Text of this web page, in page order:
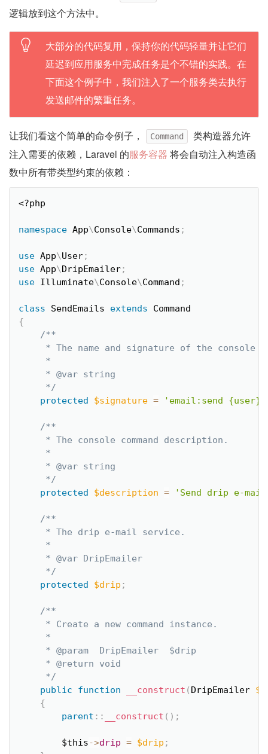
逻辑放到这个方法中。
大部分的代码复用，保持你的代码轻量并让它们
延迟到应用服务中完成任务是个不错的实践。在
下面这个例子中，我们注入了一个服务类去执行
发送邮件的繁重任务。
让我们看这个简单的命令例子， Command
类构造器允许
注入需要的依赖，Laravel 的服务容器 将会自动注入构造函
数中所有带类型约束的依赖：
<?php
namespace App\Console\Commands ;
use App\User;
use App\DripEmailer;
use Illuminate\Console\Command ;
class SendEmails extends
Command
{
/**
* The name and signature of the console
     *
     * @var string
     */
protected
$signature = 'email:send {user}'
/**
     * The console command description.
     *
     * @var string
     */
protected
$description = 'Send drip e-
/**
     * The drip e-mail service.
     *
     * @var DripEmailer
     */
protected
$drip ;
/**
     * Create a new command instance.
     *
     * @param  DripEmailer  $drip
     * @return void
     */
public
function __construct ( DripEmailer
{
parent :: __construct ( ) ;
$this->drip = $drip ;